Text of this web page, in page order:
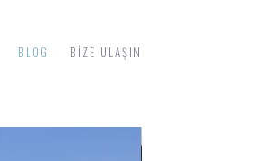
BLOG BIZE ULAŞIN